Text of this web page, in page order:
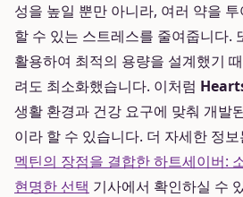
성을 높일 뿐만 아니라, 여러 약을
할 수 있는 스트레스를 줄여줍니다.
활용하여 최적의 용량을 설계했기
려도 최소화했습니다. 이처럼
생활 환경과 건강 요구에 맞춰 개발
이라 할 수 있습니다. 더 자세한 정보
멕틴의 장점을 결합한 하트세이버:
현명한 선택 기사에서 확인하실 수